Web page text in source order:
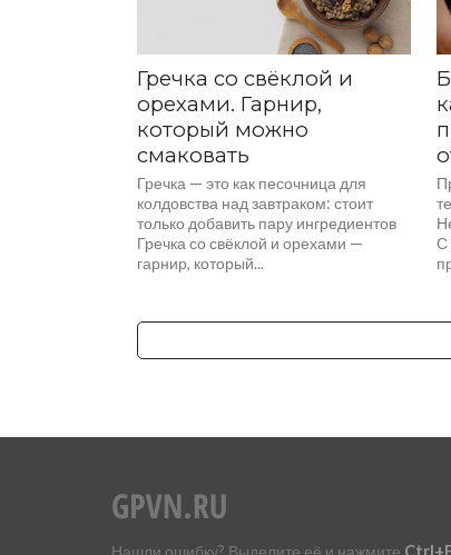
Гречка со свёклой и
орехами. Гарнир,
который можно
смаковать
Гречка — это как песочница для
колдовства над завтраком: стоит
только добавить пару ингредиентов
Гречка со свёклой и орехами —
гарнир, который...
С
Нашли ошибку? Выделите её и нажмите